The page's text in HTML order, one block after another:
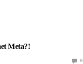
Meta?!
0